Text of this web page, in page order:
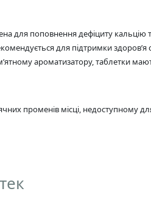
для поповнення дефіциту
для підтримки
ароматизатору, таблетки
променів місці, недоступному